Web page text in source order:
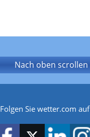
Nach oben scrollen
Folgen Sie wetter.com auf